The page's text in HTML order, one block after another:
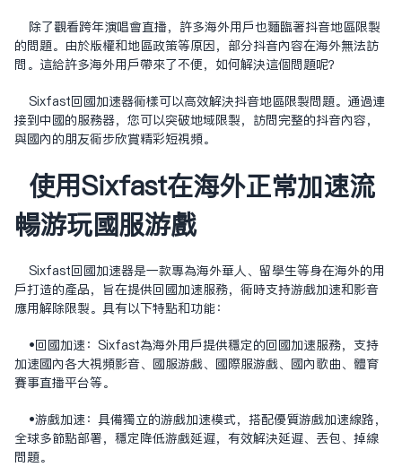
除了观看跨年演唱会直播，许多海外用户也面临着抖音地区限制
的问题。由于版权和地区政策等原因，部分抖音内容在海外无法访
问。这给许多海外用户带来了不便，如何解决这个问题呢？
Sixfast回国加速器同样可以高效解决抖音地区限制问题。通过连
接到中国的服务器，您可以突破地域限制，访问完整的抖音内容，
与国内的朋友同步欣赏精彩短视频。
使用Sixfast在海外正常加速流
畅游玩国服游戏
‌Sixfast回国加速器‌是一款专为海外华人、留学生等身在海外的用
户打造的产品，旨在提供回国加速服务，同时支持游戏加速和影音
应用解除限制。具有以下特点和功能：
•‌回国加速‌：Sixfast为海外用户提供稳定的回国加速服务，支持
加速国内各大视频影音、国服游戏、国际服游戏、国内歌曲、体育
赛事直播平台等。
•‌游戏加速‌：具备独立的游戏加速模式，搭配优质游戏加速线路，
全球多节点部署，稳定降低游戏延迟，有效解决延迟、丢包、掉线
问题。